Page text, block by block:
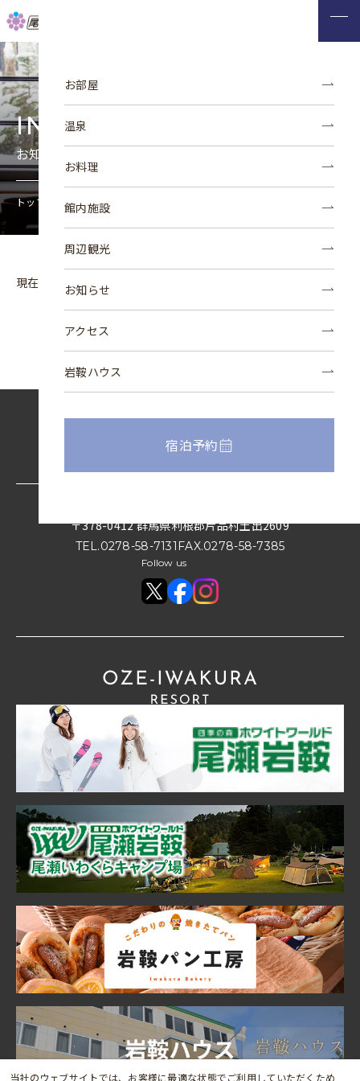
お部屋
温泉
お料理
館内施設
周辺観光
お知らせ
アクセス
岩鞍ハウス
宿泊予約
INFORMATION
お知らせ
トップページ お知らせ
現在ご覧いただける情報がございません。
〒378-0412群馬県利根郡片品村土出2609
TEL.0278-58-7131 FAX.0278-58-7385
Follow us
当社のウェブサイトでは、お客様に最適な状態でご利用していただくため